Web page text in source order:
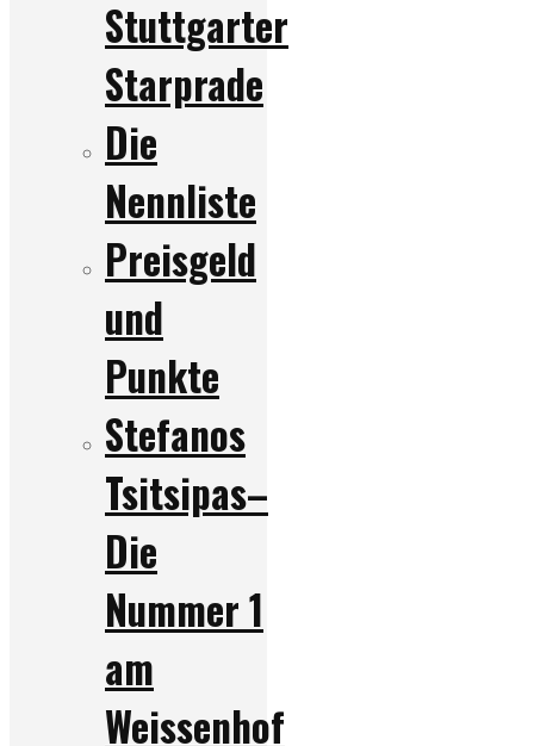
Stuttgarter
Starprade
Die
Nennliste
Preisgeld
und
Punkte
Stefanos
Tsitsipas–
Die
Nummer 1
am
Weissenhof